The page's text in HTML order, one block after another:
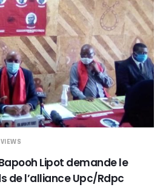
Lipot demande le
de l’alliance Upc/Rdpc